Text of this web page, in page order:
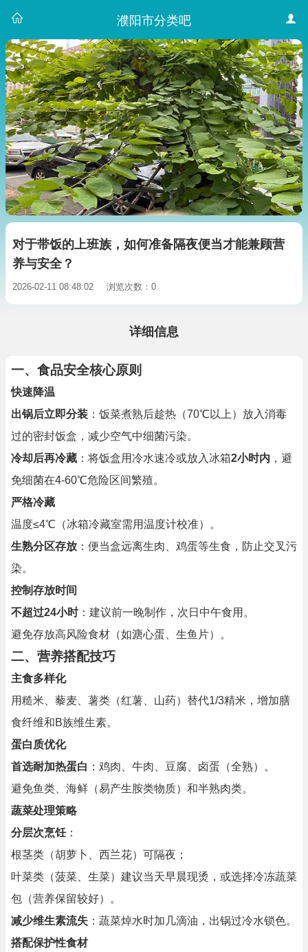
濮阳市分类吧
对于带饭的上班族，如何准备隔夜便当才能兼顾营
养与安全？
2026-02-11 08:48:02 浏览次数：0
详细信息
一、食品安全核心原则
快速降温
出锅后立即分装 ：饭菜煮熟后趁热（70℃以上）放入消毒
过的密封饭盒，减少空气中细菌污染。
冷却后再冷藏 ：将饭盒用冷水速冷或放入冰箱2小时内 ，避
免细菌在4-60℃危险区间繁殖。
严格冷藏
温度≤4℃（冰箱冷藏室需用温度计校准）。
生熟分区存放 ：便当盒远离生肉、鸡蛋等生食，防止交叉污
染。
控制存放时间
不超过24小时：建议前一晚制作，次日中午食用。
避免存放高风险食材（如溏心蛋、生鱼片）。
二、营养搭配技巧
主食多样化
用糙米、藜麦、薯类（红薯、山药）替代1/3精米，增加膳
食纤维和B族维生素。
蛋白质优化
首选耐加热蛋白 ：鸡肉、牛肉、豆腐、卤蛋（全熟）。
避免鱼类、海鲜（易产生胺类物质）和半熟肉类。
蔬菜处理策略
分层次烹饪：
根茎类（胡萝卜、西兰花）可隔夜；
叶菜类（菠菜、生菜）建议当天早晨现烫，或选择冷冻蔬菜
包（营养保留较好）。
减少维生素流失 ：蔬菜焯水时加几滴油，出锅过冷水锁色。
搭配保护性食材